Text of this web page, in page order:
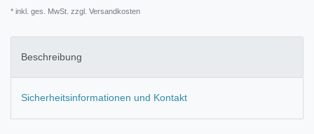
* inkl. ges. MwSt. zzgl. Versandkosten
Beschreibung
Sicherheitsinformationen und Kontakt